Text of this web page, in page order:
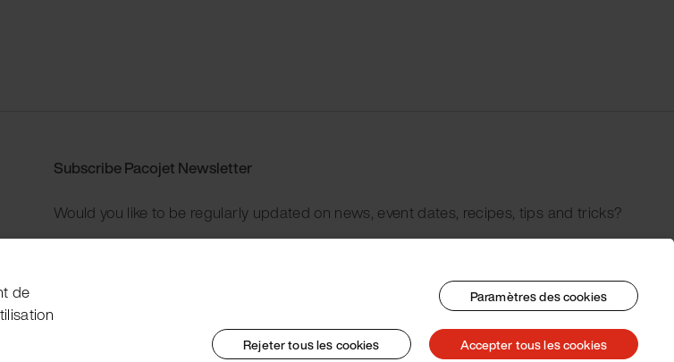
Subscribe Pacojet Newsletter
Would you like to be regularly updated on news, event dates, recipes, tips and tricks?
de
Paramètres des cookies
Rejeter tous les cookies Accepter tous les cookies